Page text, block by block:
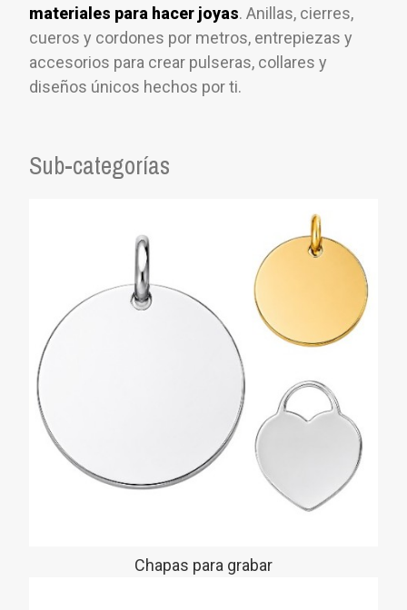
materiales para hacer joyas. Anillas, cierres,
cueros y cordones por metros, entrepiezas y
accesorios para crear pulseras, collares y
diseños únicos hechos por ti.
Sub-categorías
Chapas para grabar